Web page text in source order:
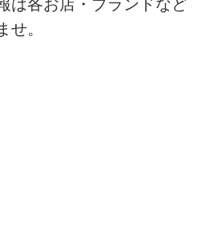
は各お店・ブランドなど
せ。